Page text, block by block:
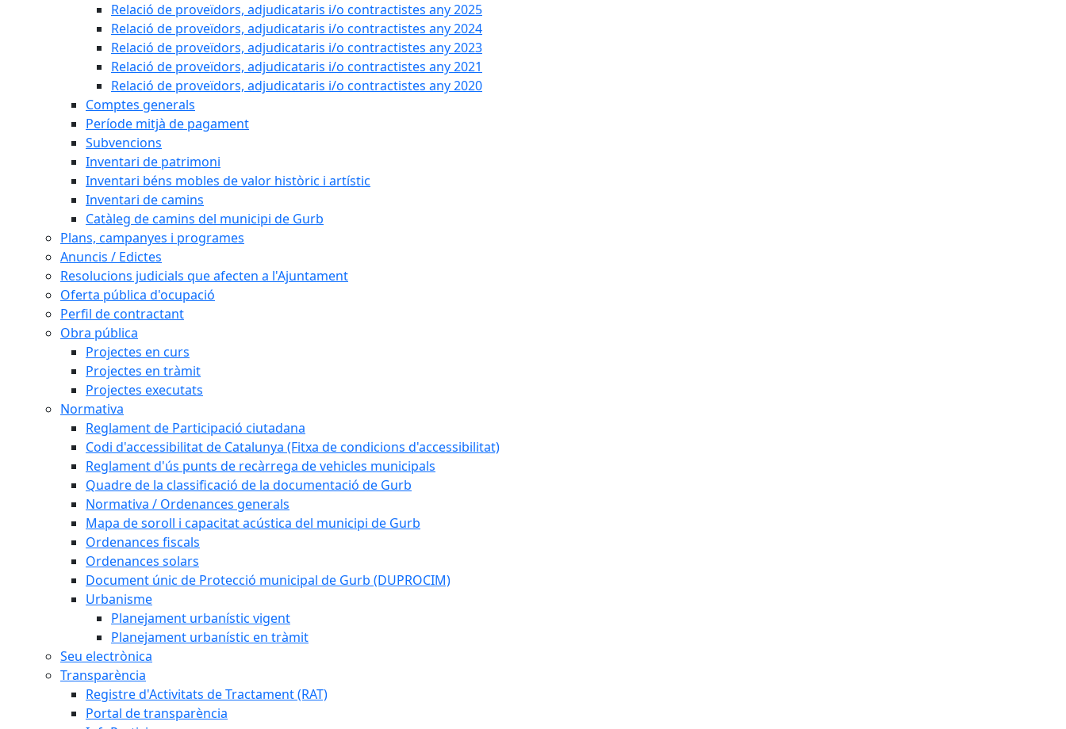
Relació de proveïdors, adjudicataris i/o contractistes any 2025
Relació de proveïdors, adjudicataris i/o contractistes any 2024
Relació de proveïdors, adjudicataris i/o contractistes any 2023
Relació de proveïdors, adjudicataris i/o contractistes any 2021
Relació de proveïdors, adjudicataris i/o contractistes any 2020
Comptes generals
Període mitjà de pagament
Subvencions
Inventari de patrimoni
Inventari béns mobles de valor històric i artístic
Inventari de camins
Catàleg de camins del municipi de Gurb
Plans, campanyes i programes
Anuncis / Edictes
Resolucions judicials que afecten a l'Ajuntament
Oferta pública d'ocupació
Perfil de contractant
Obra pública
Projectes en curs
Projectes en tràmit
Projectes executats
Normativa
Reglament de Participació ciutadana
Codi d'accessibilitat de Catalunya (Fitxa de condicions d'accessibilitat)
Reglament d'ús punts de recàrrega de vehicles municipals
Quadre de la classificació de la documentació de Gurb
Normativa / Ordenances generals
Mapa de soroll i capacitat acústica del municipi de Gurb
Ordenances fiscals
Ordenances solars
Document únic de Protecció municipal de Gurb (DUPROCIM)
Urbanisme
Planejament urbanístic vigent
Planejament urbanístic en tràmit
Seu electrònica
Transparència
Registre d'Activitats de Tractament (RAT)
Portal de transparència